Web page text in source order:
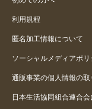
利用規程
匿名加工情報について
ソーシャルメディアポリ
通販事業の個人情報の
日本生活協同組合連合会